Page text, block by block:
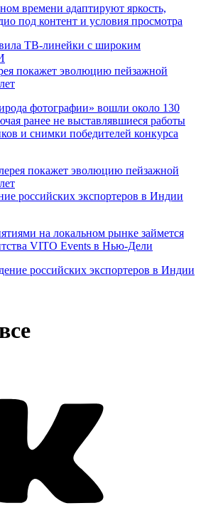
времени адаптируют яркость,
под контент и условия просмотра
покажет эволюцию пейзажной
фотографии» вошли около 130
ранее не выставлявшиеся работы
и снимки победителей конкурса
российских экспортеров в Индии
на локальном рынке займется
VITO Events в Нью-Дели